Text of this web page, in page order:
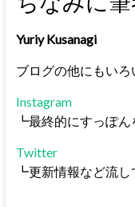
Yuriy Kusanagi
ブログの他にもい
Instagram
┗最終的にすっぽ
Twitter
┗更新情報など流し